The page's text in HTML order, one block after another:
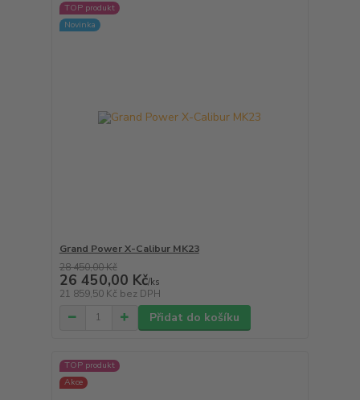
TOP produkt
Novinka
Grand Power X-Calibur MK23
28 450,00 Kč
26 450,00 Kč/ks
21 859,50 Kč bez DPH
Přidat do košíku
TOP produkt
Akce